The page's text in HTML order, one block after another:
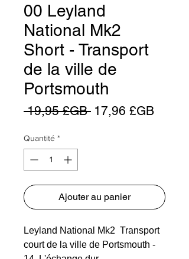
00 Leyland
National Mk2
Short - Transport
de la ville de
Portsmouth
19,95 £GB Prix
17,96 £GBPrix
Quantité *
Ajouter au panier
Leyland National Mk2 Transport
court de la ville de Portsmouth -